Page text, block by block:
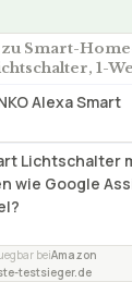
Smart-
1-
Alexa Smart
Lichtschalter
wie Google
beiAmazon
testsieger.de